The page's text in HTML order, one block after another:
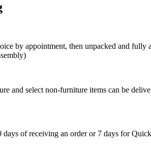
by appointment, then unpacked and
and select non-furniture items can be
of receiving an order or 7 days for